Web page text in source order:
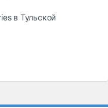
в Тульской